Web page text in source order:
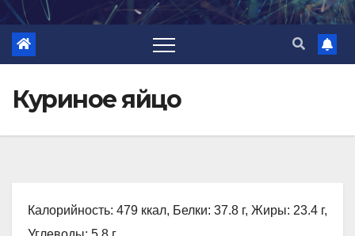
Куриное яйцо
Калорийность: 479 ккал, Белки: 37.8 г, Жиры: 23.4 г,